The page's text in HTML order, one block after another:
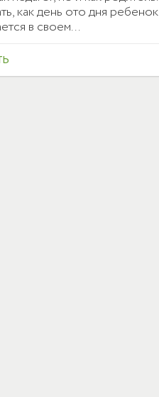
как день ото дня ребенок
в своем...